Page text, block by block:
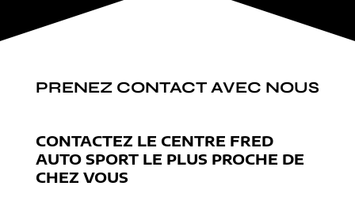
PRENEZ CONTACT AVEC NOUS
CONTACTEZ LE CENTRE FRED
AUTO SPORT LE PLUS PROCHE DE
CHEZ VOUS